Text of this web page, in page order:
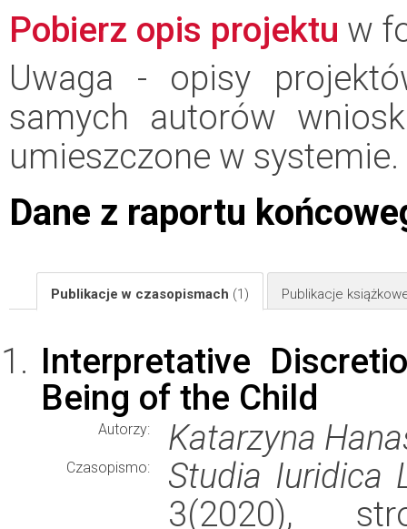
Pobierz opis projektu w
Uwaga - opisy
samych autorów
umieszczone w systemie.
Dane z raportu
Publikacje w czasopismach (1) Publikacje
Interpretative
Being of the Child
Autorzy: Katarzyna
Czasopismo:
Studia Iuridica
3(2020),